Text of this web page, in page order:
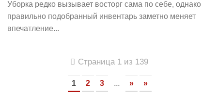
Уборка редко вызывает восторг сама по себе, однако
правильно подобранный инвентарь заметно меняет
впечатление...
Страница 1 из 139
1 2 3 ... » »